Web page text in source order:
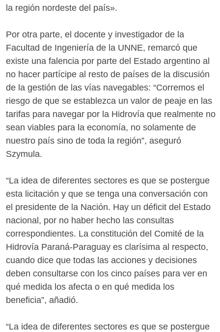
la región nordeste del país».
Por otra parte, el docente y investigador de la
Facultad de Ingeniería de la UNNE, remarcó que
existe una falencia por parte del Estado argentino al
no hacer partícipe al resto de países de la discusión
de la gestión de las vías navegables: “Corremos el
riesgo de que se establezca un valor de peaje en las
tarifas para navegar por la Hidrovía que realmente no
sean viables para la economía, no solamente de
nuestro país sino de toda la región”, aseguró
Szymula.
“La idea de diferentes sectores es que se postergue
esta licitación y que se tenga una conversación con
el presidente de la Nación. Hay un déficit del Estado
nacional, por no haber hecho las consultas
correspondientes. La constitución del Comité de la
Hidrovía Paraná-Paraguay es clarísima al respecto,
cuando dice que todas las acciones y decisiones
deben consultarse con los cinco países para ver en
qué medida los afecta o en qué medida los
beneficia”, añadió.
“La idea de diferentes sectores es que se postergue